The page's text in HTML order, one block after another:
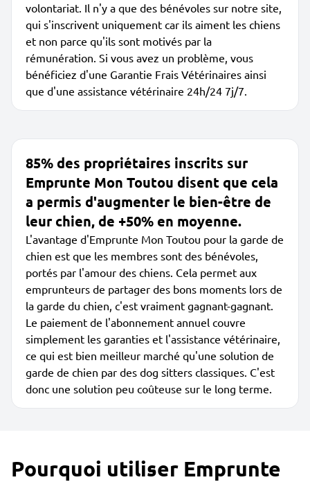
volontariat. Il n'y a que des bénévoles sur notre site,
qui s'inscrivent uniquement car ils aiment les chiens
et non parce qu'ils sont motivés par la
rémunération. Si vous avez un problème, vous
bénéficiez d'une Garantie Frais Vétérinaires ainsi
que d'une assistance vétérinaire 24h/24 7j/7.
85% des propriétaires inscrits sur
Emprunte Mon Toutou disent que cela
a permis d'augmenter le bien-être de
leur chien, de +50% en moyenne.
L'avantage d'Emprunte Mon Toutou pour la garde de
chien est que les membres sont des bénévoles,
portés par l'amour des chiens. Cela permet aux
emprunteurs de partager des bons moments lors de
la garde du chien, c'est vraiment gagnant-gagnant.
Le paiement de l'abonnement annuel couvre
simplement les garanties et l'assistance vétérinaire,
ce qui est bien meilleur marché qu'une solution de
garde de chien par des dog sitters classiques. C'est
donc une solution peu coûteuse sur le long terme.
Pourquoi utiliser Emprunte